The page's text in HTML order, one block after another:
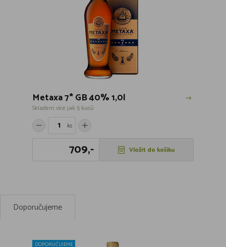
Metaxa 7* GB 40% 1,0l
Skladem více jak 5 kusů
ks
709,- Vložit do košíku
Doporučujeme
DOPORUČUJEME